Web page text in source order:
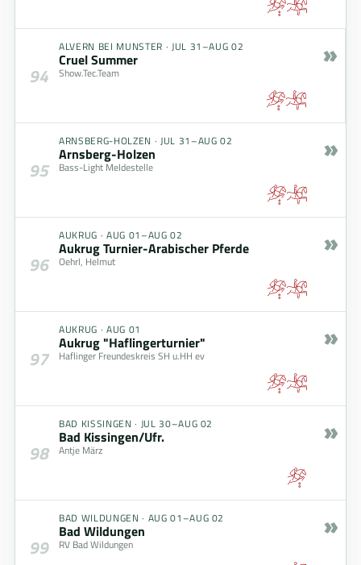
94
ALVERN BEI MUNSTER · JUL 31–AUG 02
Cruel Summer
Show.Tec.Team
»
95
ARNSBERG-HOLZEN · JUL 31–AUG 02
Arnsberg-Holzen
Bass-Light Meldestelle
»
96
AUKRUG · AUG 01–AUG 02
Aukrug Turnier-Arabischer Pferde
Oehrl, Helmut
»
97
AUKRUG · AUG 01
Aukrug "Haflingerturnier"
Haflinger Freundeskreis SH u.HH ev
»
98
BAD KISSINGEN · JUL 30–AUG 02
Bad Kissingen/Ufr.
Antje März
»
99
BAD WILDUNGEN · AUG 01–AUG 02
Bad Wildungen
RV Bad Wildungen
»